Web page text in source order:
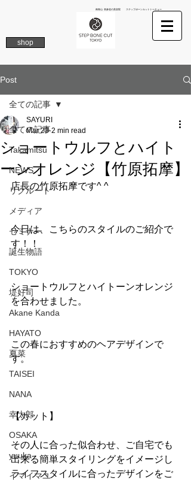
南青山 表参道の美容院 ステップボーンカットトーキョー
shop
Post
全ての記事
Takamitsu
NEWS
リクルート
メディア
セミナー
誕生物語
TOKYO
堤好司
Akane Kanda
HAYATO
夏菜
TAISEI
NANA
幸太郎
OSAKA
yuuka
イマイマユ
全ての記事
ショートウルフとハイト
ーンオレンジ【竹原拓摩】
SAYURI
Mar 23 2 min read
店長の竹原拓摩です^ ^
今日は、こちらのスタイルのご紹介で
す！！
ショートウルフとハイトーンオレンジ
を合わせました。
この春におすすめのヘアデザインで
す。
【カット】
その人に合った似合わせ、ご自宅でも
出来る簡単スタイリングをイメージし
ライフスタイルに合ったデザインをご